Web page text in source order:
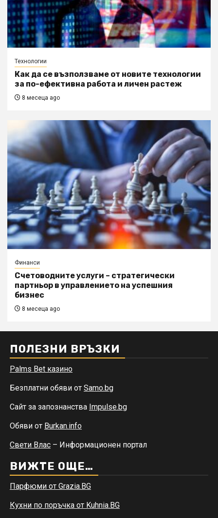
Технологии
Как да се възползваме от новите технологии
за по-ефективна работа и личен растеж
8 месеца ago
Финанси
Счетоводните услуги – стратегически
партньор в управлението на успешния
бизнес
8 месеца ago
ПОЛЕЗНИ ВРЪЗКИ
Palms Bet казино
Безплатни обяви от Samo.bg
Сайт за запознанства Impulse.bg
Обяви от Burkan.info
Свети Влас – Информационен портал
ВИЖТЕ ОЩЕ…
Парфюми от Grazia.BG
Кухни по поръчка от Kuhnia.BG